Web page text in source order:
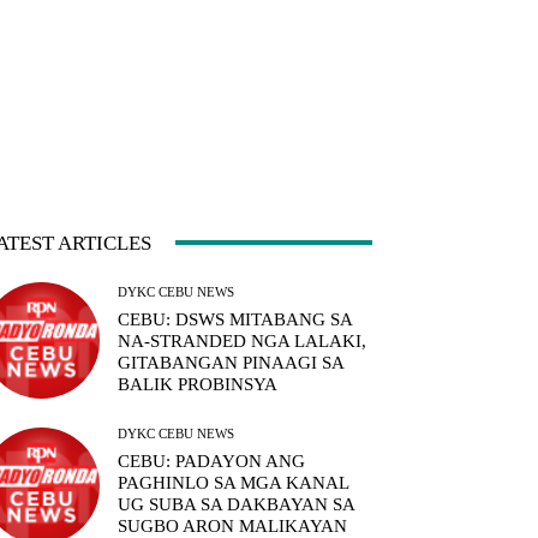
ARTICLES
DYKC CEBU NEWS
CEBU: DSWS MITABANG SA
NA-STRANDED NGA LALAKI,
GITABANGAN PINAAGI SA
BALIK PROBINSYA
DYKC CEBU NEWS
CEBU: PADAYON ANG
PAGHINLO SA MGA KANAL
UG SUBA SA DAKBAYAN SA
SUGBO ARON MALIKAYAN